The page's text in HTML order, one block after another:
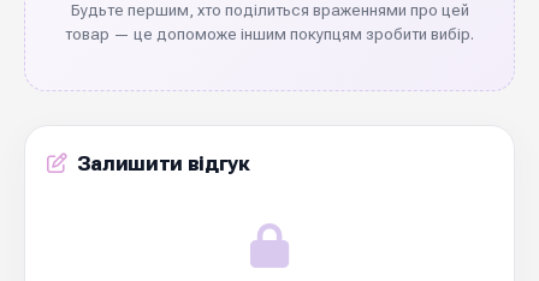
Будьте першим, хто поділиться враженнями про цей
товар — це допоможе іншим покупцям зробити вибір.
Залишити відгук